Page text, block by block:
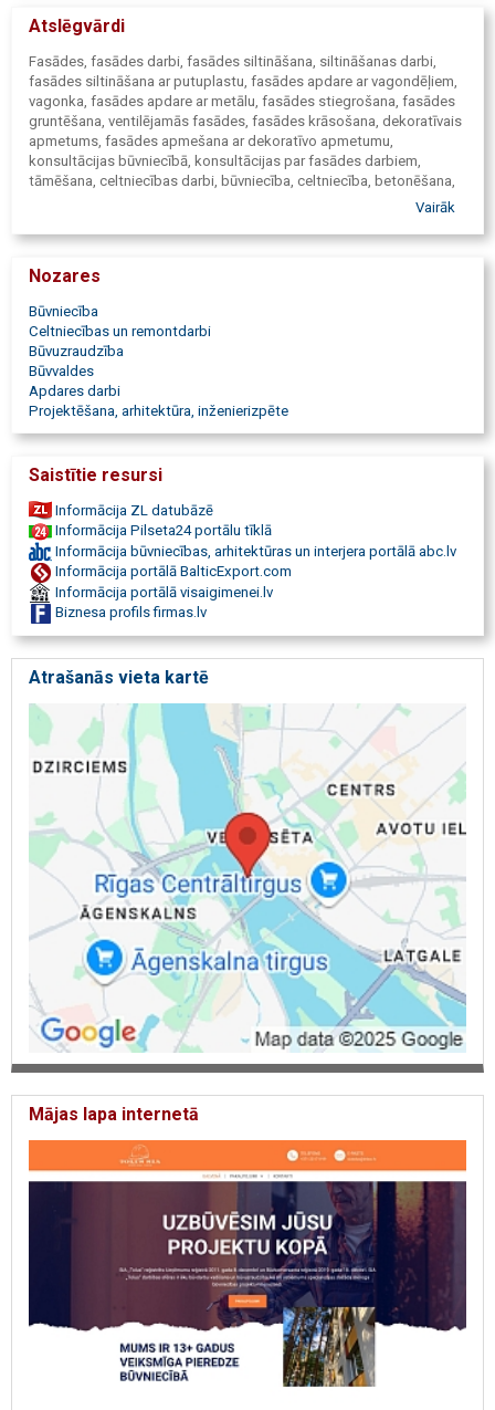
Atslēgvārdi
Fasādes, fasādes darbi, fasādes siltināšana, siltināšanas darbi,
fasādes siltināšana ar putuplastu, fasādes apdare ar vagondēļiem,
vagonka, fasādes apdare ar metālu, fasādes stiegrošana, fasādes
gruntēšana, ventilējamās fasādes, fasādes krāsošana, dekoratīvais
apmetums, fasādes apmešana ar dekoratīvo apmetumu,
konsultācijas būvniecībā, konsultācijas par fasādes darbiem,
tāmēšana, celtniecības darbi, būvniecība, celtniecība, betonēšana,
apdares darbi, privātmāju būvniecība, projektēšanas darbi,
Vairāk
Nozares
Būvniecība
Celtniecības un remontdarbi
Būvuzraudzība
Būvvaldes
Apdares darbi
Projektēšana, arhitektūra, inženierizpēte
Saistītie resursi
Informācija ZL datubāzē
Informācija Pilseta24 portālu tīklā
Informācija būvniecības, arhitektūras un interjera portālā abc.lv
Informācija portālā BalticExport.com
Informācija portālā visaigimenei.lv
Biznesa profils firmas.lv
Atrašanās vieta kartē
Mājas lapa internetā